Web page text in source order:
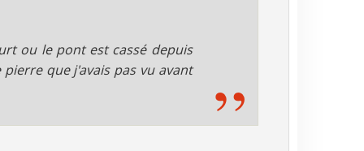
ou le pont est cassé depuis
que j'avais pas vu avant